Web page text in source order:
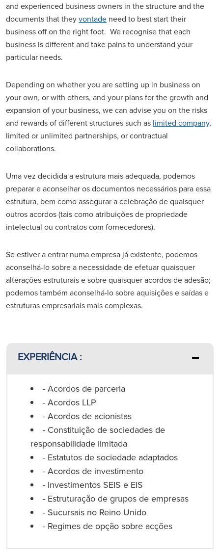
and experienced business owners in the structure and the
documents that theyvontade need to best start their
business off on the right foot. We recognise that each
business is different and take pains to understand your
particular needs.
Depending on whether you are setting up in business on
your own, or with others, and your plans for the growth and
expansion of your business, we can advise you on the risks
and rewards of different structures such as limited company,
limited or unlimited partnerships, or contractual
collaborations.
Uma vez decidida a estrutura mais adequada, podemos
preparar e aconselhar os documentos necessários para essa
estrutura, bem como assegurar a celebração de quaisquer
outros acordos (tais como atribuições de propriedade
intelectual ou contratos com fornecedores).
Se estiver a entrar numa empresa já existente, podemos
aconselhá-lo sobre a necessidade de efetuar quaisquer
alterações estruturais e sobre quaisquer acordos de adesão;
podemos também aconselhá-lo sobre aquisições e saídas e
estruturas empresariais mais complexas.
EXPERIÊNCIA :
- Acordos de parceria
- Acordos LLP
- Acordos de acionistas
- Constituição de sociedades de
responsabilidade limitada
- Estatutos de sociedade adaptados
- Acordos de investimento
- Investimentos SEIS e EIS
- Estruturação de grupos de empresas
- Sucursais no Reino Unido
- Regimes de opção sobre acções